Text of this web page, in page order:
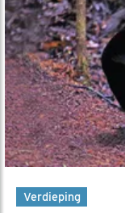
Verdieping